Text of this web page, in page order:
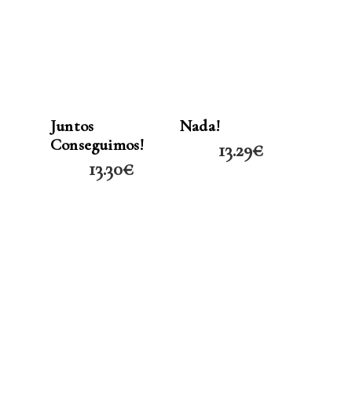
Juntos
Conseguimos!
13.30€
Nada!
13.29€